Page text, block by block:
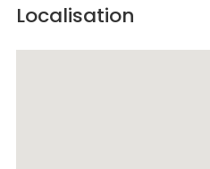
Localisation